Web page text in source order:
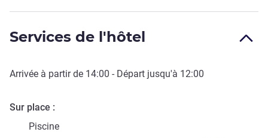
Services de l'hôtel
Arrivée à partir de 14:00 - Départ jusqu'à 12:00
Sur place
Piscine